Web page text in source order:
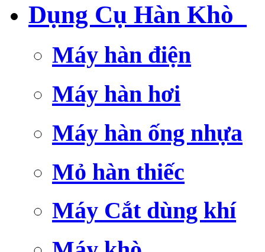
Dụng Cụ Hàn Khò
Máy hàn điện
Máy hàn hơi
Máy hàn ống nhựa
Mỏ hàn thiếc
Máy Cắt dùng khí